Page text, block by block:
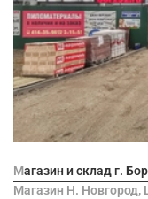
Магазин и склад г. Бор
Магазин Н.